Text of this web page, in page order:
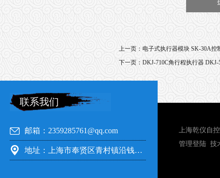
上一页： 电子式执行器模块 SK-30A控
下一页： DKJ-710C角行程执行器
联系我们
邮箱：2359285761@qq.com
地址：上海市奉贤区青村镇沿钱公路351号
上海乾仪自
管理登陆 技